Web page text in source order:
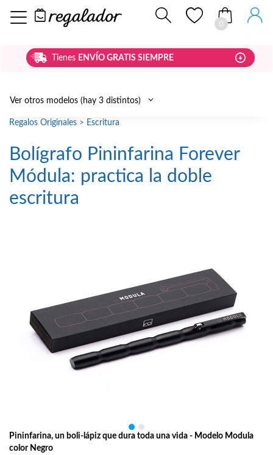
0
Tienes ENVÍO GRATIS SIEMPRE
Ver otros modelos (hay 3 distintos)
Regalos Originales > Escritura
Bolígrafo Pininfarina Forever
Módula: practica la doble
escritura
Pininfarina, un boli-lápiz que dura toda una vida - Modelo Modula
color Negro